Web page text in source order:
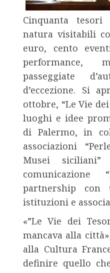
Cinquanta
natura visitabili
euro, cento
performance,
passeggiate
d’eccezione. Si
ottobre, “Le Vie
luoghi e idee
di Palermo, in
associazioni
Musei
comunicazione
partnership con
istituzioni e
«”Le Vie dei
mancava alla
alla Cultura
definire quello